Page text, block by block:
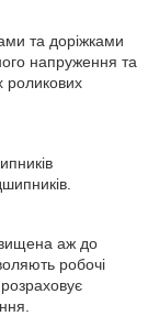
та доріжками
напруження та
роликових
аж до
робочі